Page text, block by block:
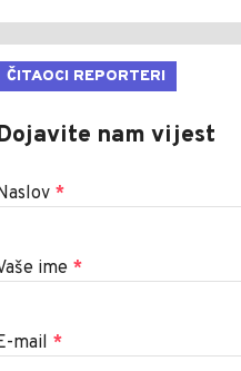
ČITAOCI REPORTERI
nam vijest
*
ime *
mail *